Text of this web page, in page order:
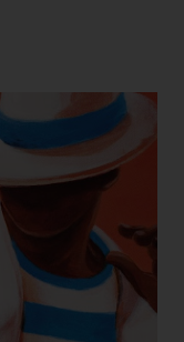
o chinelo pode
se você
você verá que
um novo e
também,
encolhe
posts/5438109